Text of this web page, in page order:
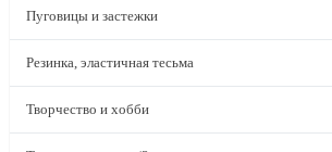
Пуговицы и застежки
Резинка, эластичная тесьма
Творчество и хобби